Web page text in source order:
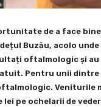
de a face
Buzău, acolo
oftalmologic și
Pentru unii dintre
Veniturile
lei pe ochelarii de